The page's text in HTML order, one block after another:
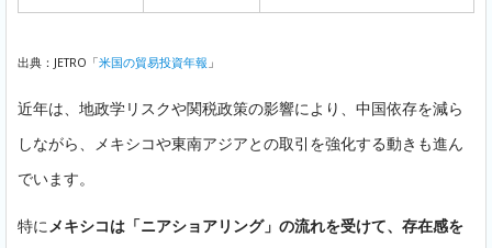
出典：JETRO「米国の貿易投資年報 」
近年は、地政学リスクや関税政策の影響により、中国依存を減ら
しながら、メキシコや東南アジアとの取引を強化する動きも進ん
でいます。
特にメキシコは「ニアショアリング」の流れを受けて、存在感を